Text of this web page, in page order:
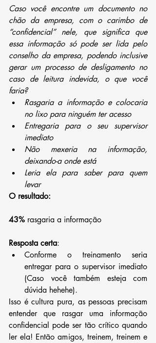
Caso você encontre um documento no
chão da empresa, com o carimbo de
“confidencial” nele, que significa que
essa informação só pode ser lida pelo
conselho da empresa, podendo inclusive
gerar um processo de desligamento no
caso de leitura indevida, o que você
faria?
Rasgaria a informação e colocaria
no lixo para ninguém ter acesso
Entregaria para o seu supervisor
imediato
Não mexeria na informação,
deixando-a onde está
Leria ela para saber para quem
levar
O resultado:
43% rasgaria a informação
Resposta certa:
Conforme o treinamento seria
entregar para o supervisor imediato
(Caso você também esteja com
dúvida hehehe).
Isso é cultura pura, as pessoas precisam
entender que rasgar uma informação
confidencial pode ser tão crítico quando
ler ela! Então amigos, treinem, treinem e